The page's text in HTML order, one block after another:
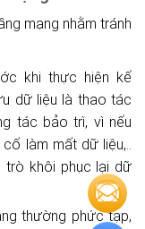
mạng nhằm tránh
khi thực hiện kế
dữ liệu là thao tác
tác bảo trì, vì nếu
làm mất dữ liệu,..
trò khôi phục lại dữ
thường phức tạp,